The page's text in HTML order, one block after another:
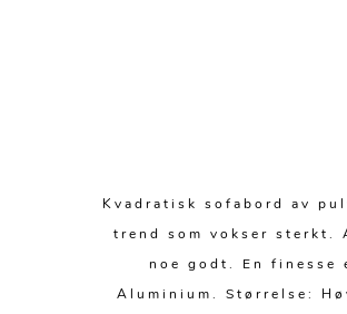
Kvadratisk sofabord av
trend som vokser sterkt.
noe godt. En
Aluminium. Størrelse: